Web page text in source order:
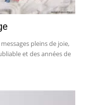
pleins de joie,
et des années de